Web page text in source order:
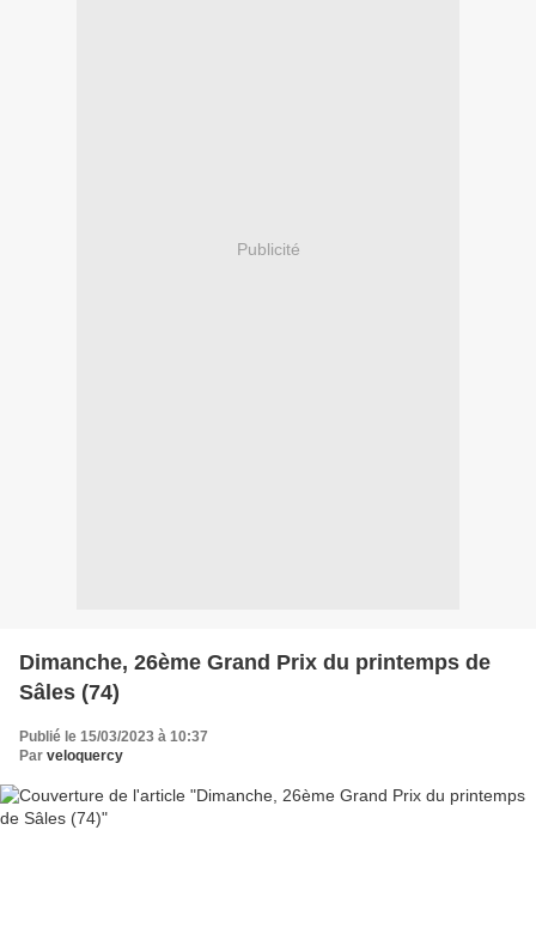
Publicité
Dimanche, 26ème Grand Prix du printemps de
Sâles (74)
Publié le 15/03/2023 à 10:37
Par veloquercy